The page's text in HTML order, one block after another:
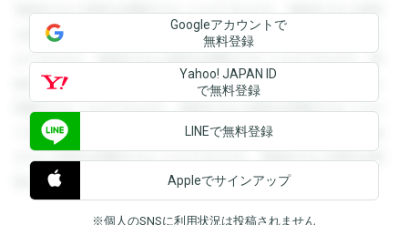
登録すると回答を閲覧することができます。登録すると回答
を閲覧することができます。登録すると回答を閲覧すること
ができます。登録すると回答を閲覧することができます。登
録すると回答を閲覧することができます。登録すると回答を
閲覧することができます。登録すると回答を閲覧することが
できます。登録すると回答を閲覧することができます。登録
すると回答を閲覧することができます。登録すると回答を閲
覧することができます。
Googleアカウントで
無料登録
Yahoo! JAPAN ID
で無料登録
LINEで無料登録
Appleでサインアップ
※個人のSNSに利用状況は投稿されません